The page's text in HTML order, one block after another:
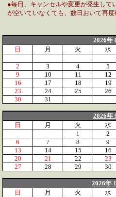
●毎日、キャンセルや変更が発生して
が空いていなくても、数日おいて再度
2026年
日
月 火 水
2
3 4 5
9
10 11 12
16
17 18 19
23
24 25 26
30
31
2026年
日
月 火 水
1
2
6
7 8 9
13
14 15 16
20
21 22 23
27
28 29 30
2026年
日
月 火 水